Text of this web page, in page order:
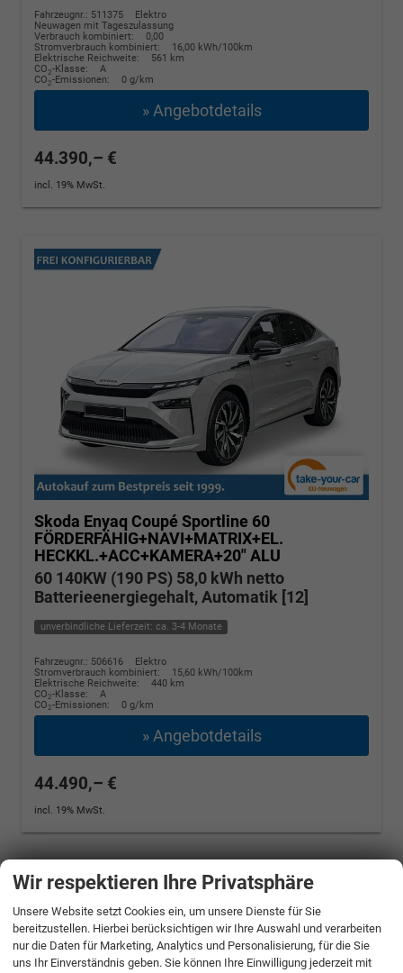
Fahrzeugnr.: 511375
Elektro
Neuwagen mit Tageszulassung
Verbrauch kombiniert:
0,00
Stromverbrauch kombiniert:
16,00 kWh/100km
Elektrische Reichweite:
561 km
CO2-Klasse:
A
CO2-Emissionen: 0 g/km
» Angebotdetails
44.390,– €
incl. 19% MwSt.
Skoda Enyaq CoupéSportline 60
FÖRDERFÄHIG+NAVI+MATRIX+EL.
HECKKL.+ACC+KAMERA+20" ALU
60 140KW (190 PS) 58,0 kWh netto
Batterieenergiegehalt, Automatik [12]
unverbindliche Lieferzeit: ca. 3-4 Monate
Fahrzeugnr.: 506616
Elektro
Stromverbrauch kombiniert:
15,60 kWh/100km
Elektrische Reichweite:
440 km
CO2-Klasse:
A
CO2-Emissionen: 0 g/km
» Angebotdetails
44.490,– €
incl. 19% MwSt.
Wir respektieren Ihre Privatsphäre
Unsere Website setzt Cookies ein, um unsere Dienste für Sie
bereitzustellen. Hierbei berücksichtigen wir Ihre Auswahl und verarbeiten
nur die Daten für Marketing, Analytics und Personalisierung, für die Sie
uns Ihr Einverständnis geben. Sie können Ihre Einwilligung jederzeit mit